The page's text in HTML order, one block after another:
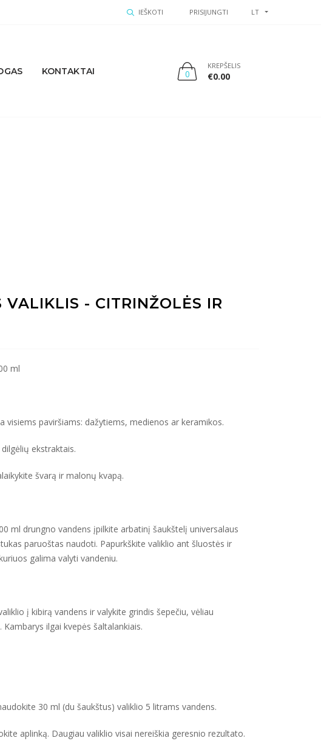
IEŠKOTI PRISIJUNGTI LT
KONTAKTAI 0
KREPŠELIS
€0.00
VALIKLIS - CITRINŽOLĖS IR
ml
visiems paviršiams: dažytiems, medienos ar keramikos.
ekstraktais.
švarą ir malonų kvapą.
ml drungno vandens įpilkite arbatinį šaukštelį universalaus
paruoštas naudoti. Papurkškite valiklio ant šluostės ir
galima valyti vandeniu.
į kibirą vandens ir valykite grindis šepečiu, vėliau
ilgai kvepės šaltalankiais.
30 ml (du šaukštus) valiklio 5 litrams vandens.
aplinką. Daugiau valiklio visai nereiškia geresnio rezultato.